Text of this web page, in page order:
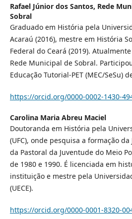
Rafael Júnior dos Santos, Rede
Sobral
Graduado em História pela
Acaraú (2016), mestre em História
Federal do Ceará (2019).
Rede Municipal de Sobral.
Educação Tutorial-PET (MEC/SeSu)
https://orcid.org/0000-0002-1430-
Carolina Maria Abreu Maciel
Doutoranda em História pela
(UFC), onde pesquisa a formação
da Pastoral da Juventude do Meio
de 1980 e 1990. É licenciada em
instituição e mestre pela
(UECE).
https://orcid.org/0000-0001-8320-